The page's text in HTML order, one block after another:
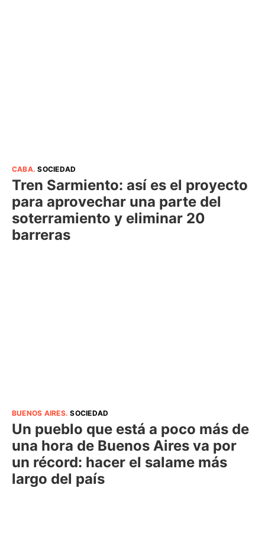
CABA.SOCIEDAD
Tren Sarmiento: así es el proyecto
para aprovechar una parte del
soterramiento y eliminar 20
barreras
BUENOS AIRES.SOCIEDAD
Un pueblo que está a poco más de
una hora de Buenos Aires va por
un récord: hacer el salame más
largo del país